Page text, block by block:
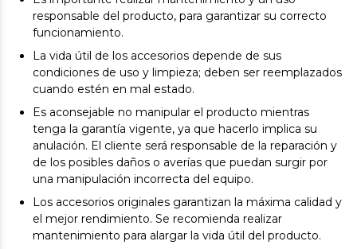
responsable del producto, para garantizar su correcto
funcionamiento.
La vida útil de los accesorios depende de sus
condiciones de uso y limpieza; deben ser reemplazados
cuando estén en mal estado.
Es aconsejable no manipular el producto mientras
tenga la garantía vigente, ya que hacerlo implica su
anulación. El cliente será responsable de la reparación y
de los posibles daños o averías que puedan surgir por
una manipulación incorrecta del equipo.
Los accesorios originales garantizan la máxima calidad y
el mejor rendimiento. Se recomienda realizar
mantenimiento para alargar la vida útil del producto.